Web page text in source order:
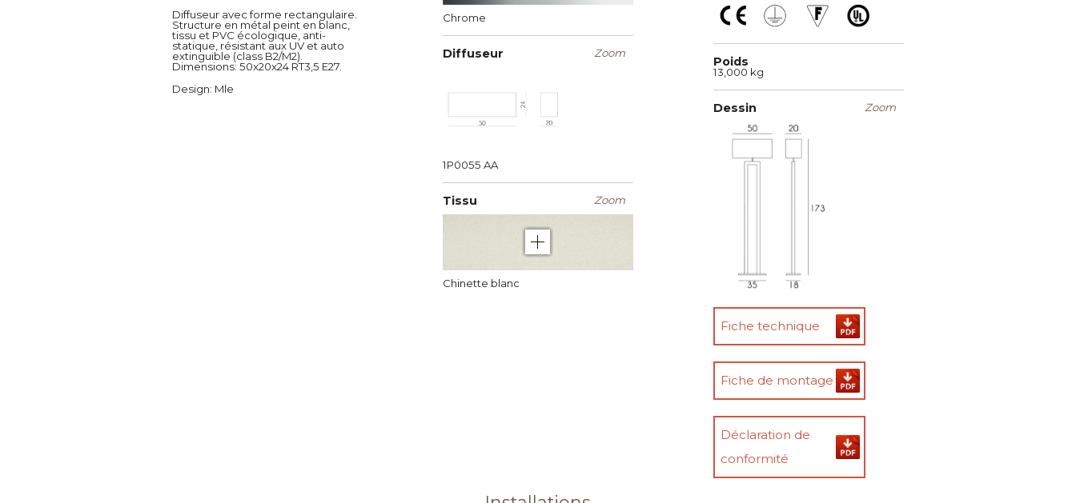
Diffuseur avec forme rectangulaire.
Structure en métal peint en blanc,
tissu et PVC écologique, anti-
statique, résistant aux UV et auto
extinguible (class B2/M2).
Dimensions: 50x20x24 RT3,5 E27.
Design: Mle
Chrome
Diffuseur Zoom
1P0055 AA
Tissu Zoom
Chinette blanc
Poids
13,000 kg
Dessin Zoom
Fiche technique
Fiche de montage
Déclaration de
conformité